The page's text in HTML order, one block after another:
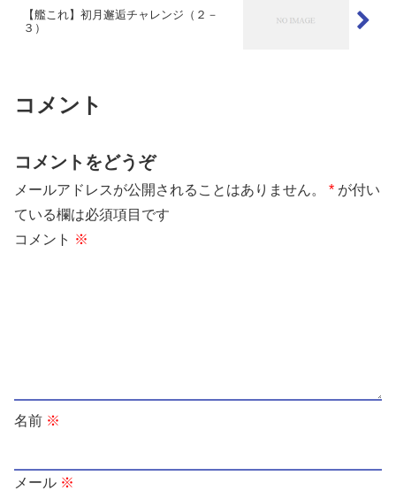
【艦これ】初月邂逅チャレンジ（２－
３）
コメント
コメントをどうぞ
メールアドレスが公開されることはありません。 * が付い
ている欄は必須項目です
コメント ※
名前 ※
メール ※